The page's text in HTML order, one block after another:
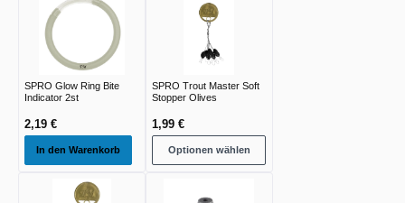
SPRO Glow Ring Bite
Indicator 2st
2,19 €
In den Warenkorb
SPRO Trout Master Soft
Stopper Olives
1,99 €
Optionen wählen